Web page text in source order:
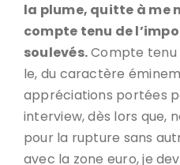
la plume, quitte à me
compte tenu de
soulevés.Compte tenu
le, du caractère
appréciations portées
interview, dès lors que,
pour la rupture sans
avec la zone euro, je